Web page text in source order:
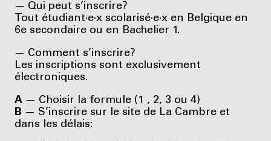
— Qui peut s’inscrire?
Tout étudiant·e·x scolarisé·e·x en Belgique en
6e secondaire ou en Bachelier 1.
— Comment s’inscrire?
Les inscriptions sont exclusivement
électroniques.
A — Choisir la formule (1 , 2, 3 ou 4)
B — S’inscrire sur le site de La Cambre et
dans les délais: